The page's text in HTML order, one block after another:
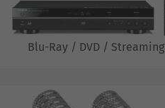
Blu-Ray / DVD / Streaming